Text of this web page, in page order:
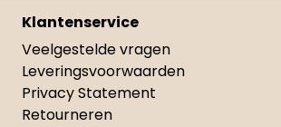
Klantenservice
Veelgestelde vragen
Leveringsvoorwaarden
Privacy Statement
Retourneren